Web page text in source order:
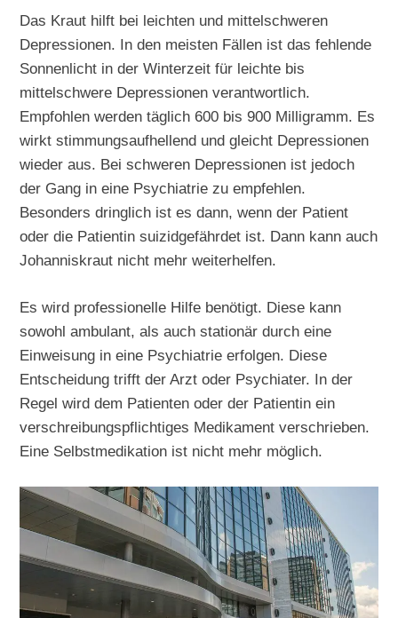
Das Kraut hilft bei leichten und mittelschweren
Depressionen. In den meisten Fällen ist das fehlende
Sonnenlicht in der Winterzeit für leichte bis
mittelschwere Depressionen verantwortlich.
Empfohlen werden täglich 600 bis 900 Milligramm. Es
wirkt stimmungsaufhellend und gleicht Depressionen
wieder aus. Bei schweren Depressionen ist jedoch
der Gang in eine Psychiatrie zu empfehlen.
Besonders dringlich ist es dann, wenn der Patient
oder die Patientin suizidgefährdet ist. Dann kann auch
Johanniskraut nicht mehr weiterhelfen.
Es wird professionelle Hilfe benötigt. Diese kann
sowohl ambulant, als auch stationär durch eine
Einweisung in eine Psychiatrie erfolgen. Diese
Entscheidung trifft der Arzt oder Psychiater. In der
Regel wird dem Patienten oder der Patientin ein
verschreibungspflichtiges Medikament verschrieben.
Eine Selbstmedikation ist nicht mehr möglich.